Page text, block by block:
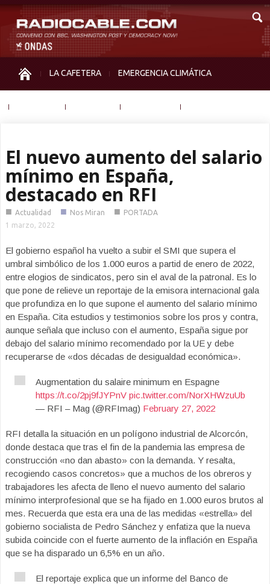
LA CAFETERA EMERGENCIA CLIMÁTICA
El nuevo aumento del salario
mínimo en España,
destacado en RFI
■ Actualidad ■ Nos Miran ■ PORTADA
1 marzo, 2022
El gobierno español ha vuelto a subir el SMI que supera el
umbral simbólico de los 1.000 euros a partid de enero de 2022,
entre elogios de sindicatos, pero sin el aval de la patronal. Es lo
que pone de relieve un reportaje de la emisora internacional gala
que profundiza en lo que supone el aumento del salario mínimo
en España. Cita estudios y testimonios sobre los pros y contra,
aunque señala que incluso con el aumento, España sigue por
debajo del salario mínimo recomendado por la UE y debe
recuperarse de «dos décadas de desigualdad económica».
Augmentation du salaire minimum en Espagne
https://t.co/2pj9fJYPnV pic.twitter.com/NorXHWzuUb
— RFI – Mag (@RFImag) February 27, 2022
RFI detalla la situación en un polígono industrial de Alcorcón,
donde destaca que tras el fin de la pandemia las empresa de
construcción «no dan abasto» con la demanda. Y resalta,
recogiendo casos concretos» que a muchos de los obreros y
trabajadores les afecta de lleno el nuevo aumento del salario
mínimo interprofesional que se ha fijado en 1.000 euros brutos al
mes. Recuerda que esta era una de las medidas «estrella» del
gobierno socialista de Pedro Sánchez y enfatiza que la nueva
subida coincide con el fuerte aumento de la inflación en España
que se ha disparado un 6,5% en un año.
El reportaje explica que un informe del Banco de